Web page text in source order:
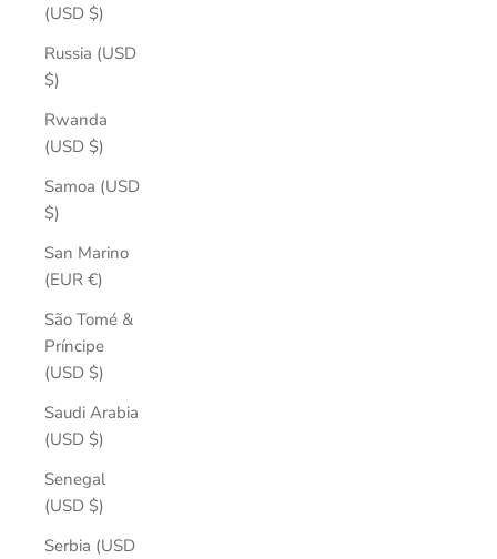
(USD $)
Russia (USD
$)
Rwanda
(USD $)
Samoa (USD
$)
San Marino
(EUR €)
São Tomé &
Príncipe
(USD $)
Saudi Arabia
(USD $)
Senegal
(USD $)
Serbia (USD